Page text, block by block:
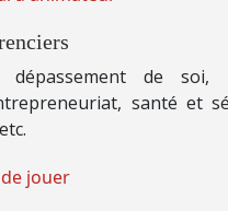
dépassement de soi,
santé et